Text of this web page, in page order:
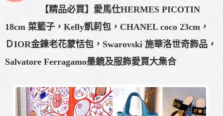
【精品必買】愛馬仕HERMES PICOTIN
18cm 菜籃子，Kelly凱莉包，CHANEL coco 23cm，
ＤIOR金鍊老花蒙恬包，Swarovski 施華洛世奇飾品，
Salvatore Ferragamo墨鏡及服飾愛買大集合